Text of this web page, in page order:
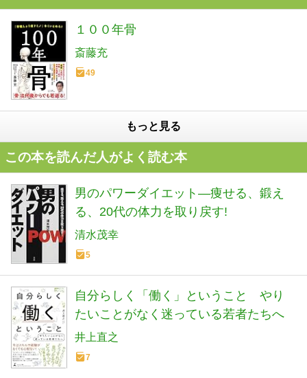
１００年骨
斎藤充
49
もっと見る
この本を読んだ人がよく読む本
男のパワーダイエット―痩せる、鍛え
る、20代の体力を取り戻す!
清水茂幸
5
自分らしく「働く」ということ やり
たいことがなく迷っている若者たちへ
井上直之
7